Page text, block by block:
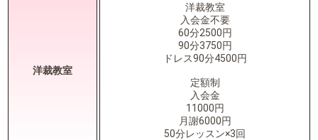
洋裁教室
洋裁教室
入会金不要
60分2500円
90分3750円
ドレス90分4500円
定額制
入会金
11000円
月謝6000円
50分レッスン×3回